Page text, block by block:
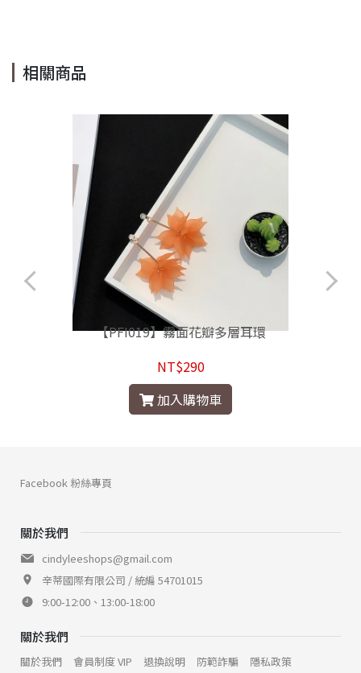
相關商品
【PFI019】霧面花瓣多層耳環
NT$290
加入購物車
關於我們
cindyleeshops@gmail.com
辛蒂國際有限公司 / 統編 54701015
9:00-12:00、13:00-18:00
關於我們
關於我們 會員制度 VIP 退換說明 防範詐騙 隱私政策
Facebook 粉絲專頁